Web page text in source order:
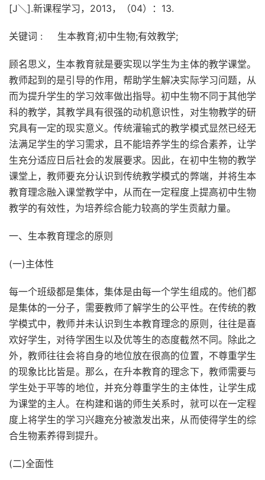
[J＼].新课程学习，2013，（04）：13.
关键词 : 生本教育;初中生物;有效教学;
顾名思义，生本教育就是要实现以学生为主体的教学课堂。
教师起到的是引导的作用，帮助学生解决实际学习问题，从
而为提升学生的学习效率做出指导。初中生物不同于其他学
科的教学，其教学具有很强的动机意识性，对生物教学的研
究具有一定的现实意义。传统灌输式的教学模式显然已经无
法满足学生的学习需求，且不能培养学生的综合素养，让学
生充分适应日后社会的发展要求。因此，在初中生物的教学
课堂上，教师要充分认识到传统教学模式的弊端，并将生本
教育理念融入课堂教学中，从而在一定程度上提高初中生物
教学的有效性，为培养综合能力较高的学生贡献力量。
一、生本教育理念的原则
(一)主体性
每一个班级都是集体，集体是由每一个学生组成的。他们都
是集体的一分子，需要教师了解学生的公平性。在传统的教
学模式中，教师并未认识到生本教育理念的原则，往往是喜
欢好学生，对待学困生以及优等生的态度截然不同。除此之
外，教师往往会将自身的地位放在很高的位置，不尊重学生
的现象比比皆是。那么，在升本教育的理念下，教师需要与
学生处于平等的地位，并充分尊重学生的主体性，让学生成
为课堂的主人。在构建和谐的师生关系时，就可以在一定程
度上将学生的学习兴趣充分被激发出来，从而使得学生的综
合生物素养得到提升。
(二)全面性